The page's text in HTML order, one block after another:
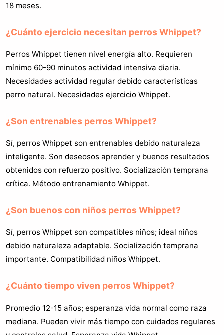
18 meses.
¿Cuánto ejercicio necesitan perros Whippet?
Perros Whippet tienen nivel energía alto. Requieren
mínimo 60-90 minutos actividad intensiva diaria.
Necesidades actividad regular debido características
perro natural. Necesidades ejercicio Whippet.
¿Son entrenables perros Whippet?
Sí, perros Whippet son entrenables debido naturaleza
inteligente. Son deseosos aprender y buenos resultados
obtenidos con refuerzo positivo. Socialización temprana
crítica. Método entrenamiento Whippet.
¿Son buenos con niños perros Whippet?
Sí, perros Whippet son compatibles niños; ideal niños
debido naturaleza adaptable. Socialización temprana
importante. Compatibilidad niños Whippet.
¿Cuánto tiempo viven perros Whippet?
Promedio 12-15 años; esperanza vida normal como raza
mediana. Pueden vivir más tiempo con cuidados regulares